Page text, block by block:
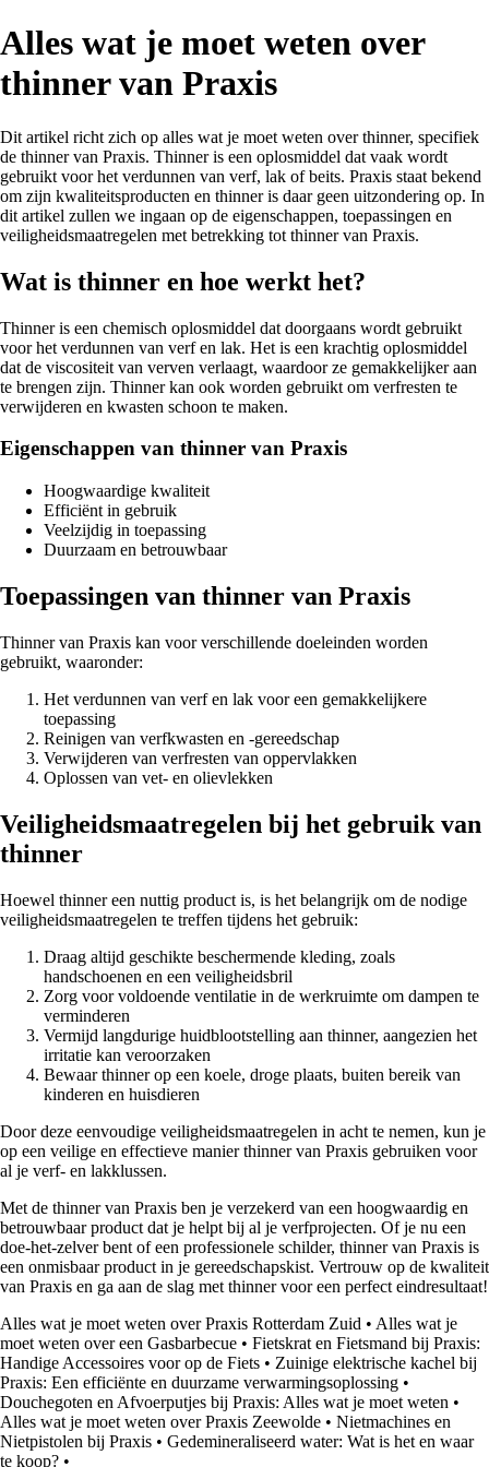
Alles wat je moet weten over
thinner van Praxis
Dit artikel richt zich op alles wat je moet weten over thinner, specifiek
de thinner van Praxis. Thinner is een oplosmiddel dat vaak wordt
gebruikt voor het verdunnen van verf, lak of beits. Praxis staat bekend
om zijn kwaliteitsproducten en thinner is daar geen uitzondering op. In
dit artikel zullen we ingaan op de eigenschappen, toepassingen en
veiligheidsmaatregelen met betrekking tot thinner van Praxis.
Wat is thinner en hoe werkt het?
Thinner is een chemisch oplosmiddel dat doorgaans wordt gebruikt
voor het verdunnen van verf en lak. Het is een krachtig oplosmiddel
dat de viscositeit van verven verlaagt, waardoor ze gemakkelijker aan
te brengen zijn. Thinner kan ook worden gebruikt om verfresten te
verwijderen en kwasten schoon te maken.
Eigenschappen van thinner van Praxis
Hoogwaardige kwaliteit
Efficiënt in gebruik
Veelzijdig in toepassing
Duurzaam en betrouwbaar
Toepassingen van thinner van Praxis
Thinner van Praxis kan voor verschillende doeleinden worden
gebruikt, waaronder:
Het verdunnen van verf en lak voor een gemakkelijkere
toepassing
Reinigen van verfkwasten en -gereedschap
Verwijderen van verfresten van oppervlakken
Oplossen van vet- en olievlekken
Veiligheidsmaatregelen bij het gebruik van
thinner
Hoewel thinner een nuttig product is, is het belangrijk om de nodige
veiligheidsmaatregelen te treffen tijdens het gebruik:
Draag altijd geschikte beschermende kleding, zoals
handschoenen en een veiligheidsbril
Zorg voor voldoende ventilatie in de werkruimte om dampen te
verminderen
Vermijd langdurige huidblootstelling aan thinner, aangezien het
irritatie kan veroorzaken
Bewaar thinner op een koele, droge plaats, buiten bereik van
kinderen en huisdieren
Door deze eenvoudige veiligheidsmaatregelen in acht te nemen, kun je
op een veilige en effectieve manier thinner van Praxis gebruiken voor
al je verf- en lakklussen.
Met de thinner van Praxis ben je verzekerd van een hoogwaardig en
betrouwbaar product dat je helpt bij al je verfprojecten. Of je nu een
doe-het-zelver bent of een professionele schilder, thinner van Praxis is
een onmisbaar product in je gereedschapskist. Vertrouw op de kwaliteit
van Praxis en ga aan de slag met thinner voor een perfect eindresultaat!
Alles wat je moet weten over Praxis Rotterdam Zuid • Alles wat je
moet weten over een Gasbarbecue • Fietskrat en Fietsmand bij Praxis:
Handige Accessoires voor op de Fiets • Zuinige elektrische kachel bij
Praxis: Een efficiënte en duurzame verwarmingsoplossing •
Douchegoten en Afvoerputjes bij Praxis: Alles wat je moet weten •
Alles wat je moet weten over Praxis Zeewolde • Nietmachines en
Nietpistolen bij Praxis • Gedemineraliseerd water: Wat is het en waar
te koop? •